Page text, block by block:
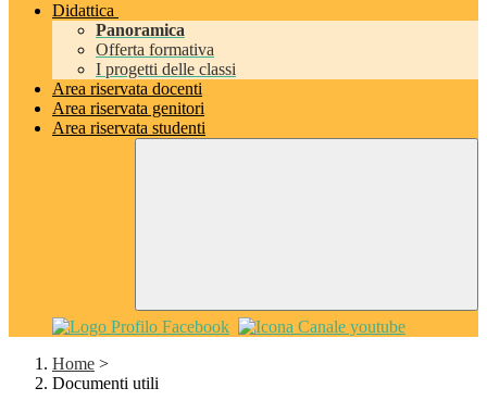
Didattica
Panoramica
Offerta formativa
I progetti delle classi
Area riservata docenti
Area riservata genitori
Area riservata studenti
Home >
Documenti utili